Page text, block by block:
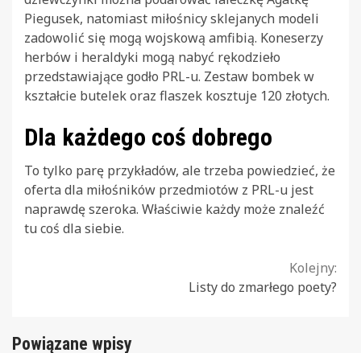
Piegusek, natomiast miłośnicy sklejanych modeli
zadowolić się mogą wojskową amfibią. Koneserzy
herbów i heraldyki mogą nabyć rękodzieło
przedstawiające godło PRL-u. Zestaw bombek w
kształcie butelek oraz flaszek kosztuje 120 złotych.
Dla każdego coś dobrego
To tylko parę przykładów, ale trzeba powiedzieć, że
oferta dla miłośników przedmiotów z PRL-u jest
naprawdę szeroka. Właściwie każdy może znaleźć
tu coś dla siebie.
Kolejny:
Listy do zmarłego poety?
Powiązane wpisy